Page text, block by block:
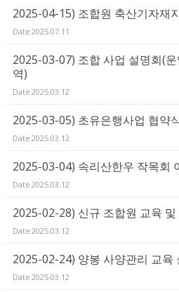
2025-04-15) 조합원 축산기자재
Date 2025.07.11
2025-03-07) 조합 사업 설명회(
역)
Date 2025.03.12
2025-03-05) 초유은행사업 협약
Date 2025.03.12
2025-03-04) 속리산한우 작목회
Date 2025.03.12
2025-02-28) 신규 조합원 교육
Date 2025.03.12
2025-02-24) 양봉 사양관리 교육
Date 2025.03.12